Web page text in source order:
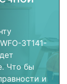
3T141-
Что бы
и